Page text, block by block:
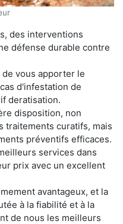
des interventions
défense durable contre
vous apporter le
d'infestation de
deratisation.
disposition, non
traitements curatifs, mais
préventifs efficaces.
services dans
prix avec un excellent
avantageux, et la
à la fiabilité et à la
de nous les meilleurs